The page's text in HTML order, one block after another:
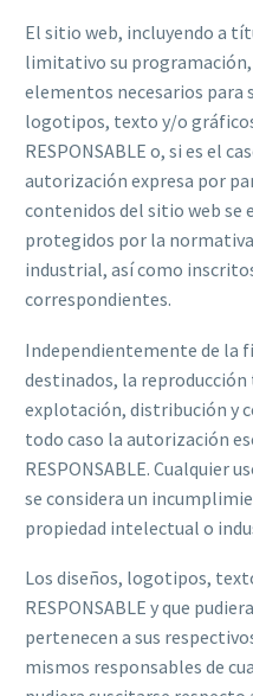
El sitio web, incluyendo a
limitativo su
elementos necesarios para
logotipos, texto y/o
RESPONSABLE o, si es el
autorización expresa por
contenidos del sitio web se
protegidos por la
industrial, así como
correspondientes.
Independientemente de la
destinados, la
explotación, distribución y
todo caso la autorización
RESPONSABLE. Cualquier
se considera un
propiedad intelectual o
Los diseños, logotipos,
RESPONSABLE y que
pertenecen a sus
mismos responsables de